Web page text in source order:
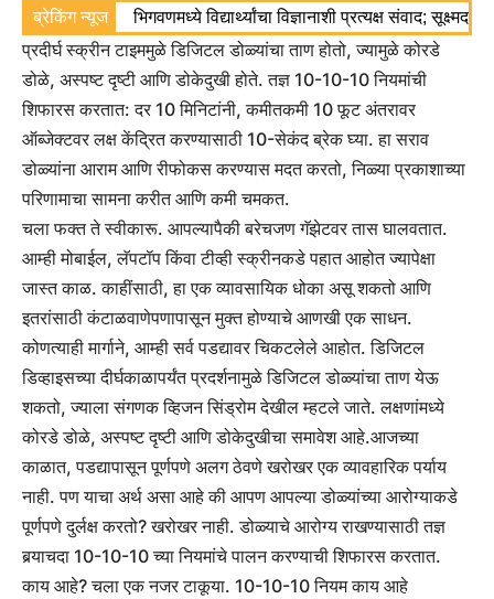
ब्रेकिंग न्यूज भिगवणमध्ये विद्यार्थ्यांचा विज्ञानाशी प्रत्यक्ष संवाद;
प्रदीर्घ स्क्रीन टाइममुळे डिजिटल डोळ्यांचा ताण होतो, ज्यामुळे कोरडे
डोळे, अस्पष्ट दृष्टी आणि डोकेदुखी होते. तज्ञ 10-10-10 नियमांची
शिफारस करतात: दर 10 मिनिटांनी, कमीतकमी 10 फूट अंतरावर
ऑब्जेक्टवर लक्ष केंद्रित करण्यासाठी 10-सेकंद ब्रेक घ्या. हा सराव
डोळ्यांना आराम आणि रीफोकस करण्यास मदत करतो, निळ्या प्रकाशाच्या
परिणामाचा सामना करीत आणि कमी चमकत.
चला फक्त ते स्वीकारू. आपल्यापैकी बरेचजण गॅझेटवर तास घालवतात.
आम्ही मोबाईल, लॅपटॉप किंवा टीव्ही स्क्रीनकडे पहात आहोत ज्यापेक्षा
जास्त काळ. काहींसाठी, हा एक व्यावसायिक धोका असू शकतो आणि
इतरांसाठी कंटाळवाणेपणापासून मुक्त होण्याचे आणखी एक साधन.
कोणत्याही मार्गाने, आम्ही सर्व पडद्यावर चिकटलेले आहोत. डिजिटल
डिव्हाइसच्या दीर्घकाळापर्यंत प्रदर्शनामुळे डिजिटल डोळ्यांचा ताण येऊ
शकतो, ज्याला संगणक व्हिजन सिंड्रोम देखील म्हटले जाते. लक्षणांमध्ये
कोरडे डोळे, अस्पष्ट दृष्टी आणि डोकेदुखीचा समावेश आहे.आजच्या
काळात, पडद्यापासून पूर्णपणे अलग ठेवणे खरोखर एक व्यावहारिक पर्याय
नाही. पण याचा अर्थ असा आहे की आपण आपल्या डोळ्यांच्या आरोग्याकडे
पूर्णपणे दुर्लक्ष करतो? खरोखर नाही. डोळ्याचे आरोग्य राखण्यासाठी तज्ञ
बर्‍याचदा 10-10-10 च्या नियमांचे पालन करण्याची शिफारस करतात.
काय आहे? चला एक नजर टाकूया. 10-10-10 नियम काय आहे